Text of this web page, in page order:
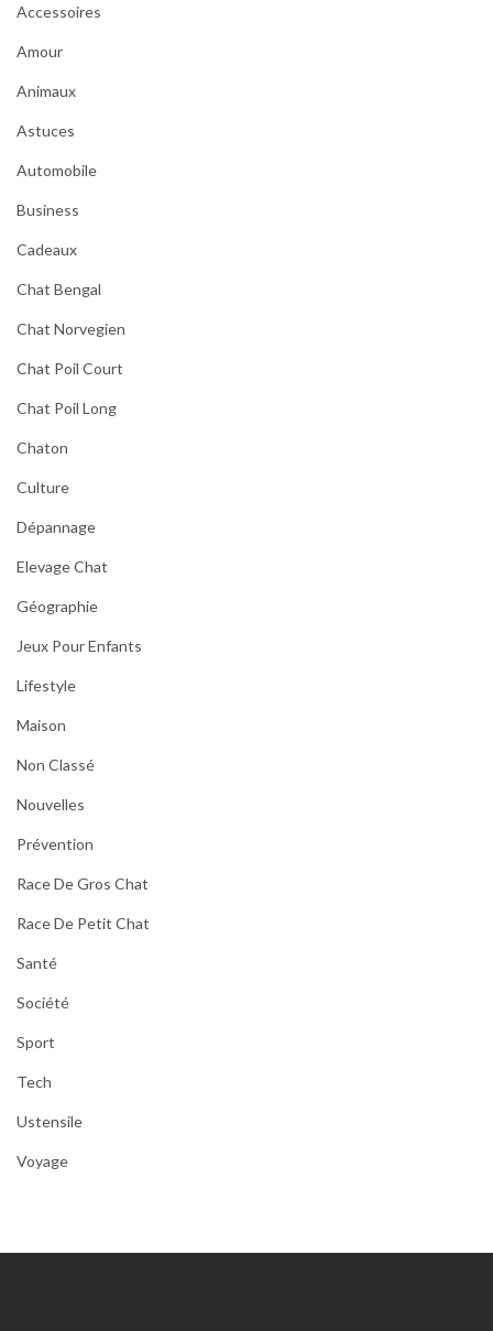
Accessoires
Amour
Animaux
Astuces
Automobile
Business
Cadeaux
Chat Bengal
Chat Norvegien
Chat Poil Court
Chat Poil Long
Chaton
Culture
Dépannage
Elevage Chat
Géographie
Jeux Pour Enfants
Lifestyle
Maison
Non Classé
Nouvelles
Prévention
Race De Gros Chat
Race De Petit Chat
Santé
Société
Sport
Tech
Ustensile
Voyage